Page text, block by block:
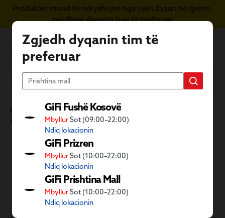
Kapërce te përmbajtja kryesore
Produktet mund të ndryshojnë nga njëri dyqan në tjetrin,
zgjidheni dyqanin tuaj të preferuar
Zgjedh dyqanin tim të
preferuar
GiFi Fushë Kosovë
MbyllurSot (09:00–22:00)
Ndiq lokacionin
GiFi Prizren
MbyllurSot (10:00–22:00)
Ndiq lokacionin
GiFi Prishtina Mall
MbyllurSot (10:00–22:00)
Ndiq lokacionin
Kategoritë GiFi
Ambient i jashtëm dhe dyqani i kafshëve
Aktivitete në natyrë
Pishina dhe pajisje plazhi
Kalo galerinë e imazheve